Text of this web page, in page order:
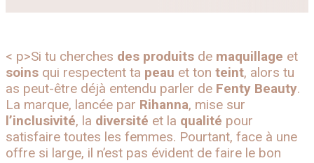
< p>Si tu cherches des produits de maquillage et
soins qui respectent ta peau et ton teint, alors tu
as peut-être déjà entendu parler de Fenty Beauty.
La marque, lancée par Rihanna, mise sur
l’inclusivité, la diversité et la qualité pour
satisfaire toutes les femmes. Pourtant, face à une
offre si large, il n’est pas évident de faire le bon